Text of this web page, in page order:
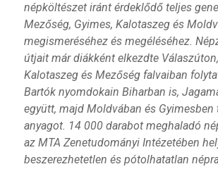
népköltészet iránt érdeklődő teljes
Mezőség, Gyimes, Kalotaszeg és
megismeréséhez és megéléséhez.
útjait már diákként elkezdte
Kalotaszeg és Mezőség falvaiban
Bartók nyomdokain Biharban is,
együtt, majd Moldvában és
anyagot. 14 000 darabot meghaladó
az MTA Zenetudományi Intézetében
beszerezhetetlen és pótolhatatlan